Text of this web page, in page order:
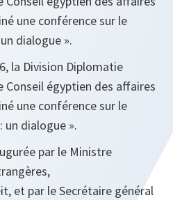
une conférence sur le
dialogue ».
la Division Diplomatie
Conseil égyptien des affaires
une conférence sur le
un dialogue ».
par le Ministre
et par le Secrétaire général